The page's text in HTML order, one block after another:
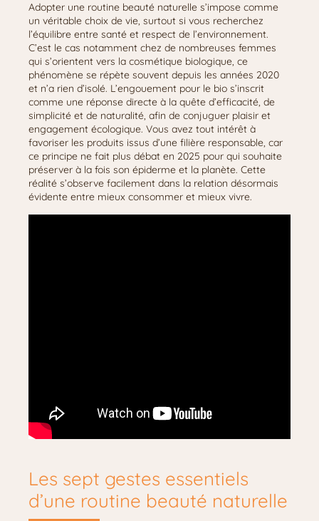
Adopter une routine beauté naturelle s’impose comme
un véritable choix de vie, surtout si vous recherchez
l’équilibre entre santé et respect de l’environnement.
C’est le cas notamment chez de nombreuses femmes
qui s’orientent vers la cosmétique biologique, ce
phénomène se répète souvent depuis les années 2020
et n’a rien d’isolé. L’engouement pour le bio s’inscrit
comme une réponse directe à la quête d’efficacité, de
simplicité et de naturalité, afin de conjuguer plaisir et
engagement écologique. Vous avez tout intérêt à
favoriser les produits issus d’une filière responsable, car
ce principe ne fait plus débat en 2025 pour qui souhaite
préserver à la fois son épiderme et la planète. Cette
réalité s’observe facilement dans la relation désormais
évidente entre mieux consommer et mieux vivre.
Les sept gestes essentiels
d’une routine beauté naturelle